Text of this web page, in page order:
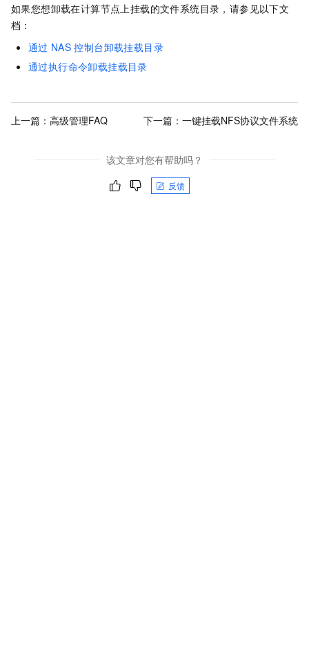
如果您想卸载在计算节点上挂载的文件系统目录，请参见以下文
档：
通过 NAS 控制台卸载挂载目录
通过执行命令卸载挂载目录
上一篇： 高级管理FAQ 下一篇： 一键挂载NFS协议文件系统
该文章对您有帮助吗？
反馈